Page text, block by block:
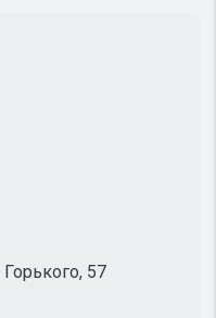
57